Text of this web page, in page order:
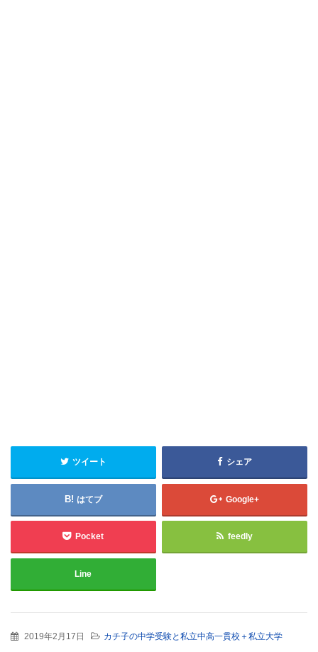
ツイート シェア
はてブ Google+
Pocket feedly
Line
2019年2月17日 カチ子の中学受験と私立中高一貫校＋私立大学